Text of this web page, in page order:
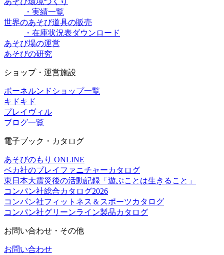
・実績一覧
世界のあそび道具の販売
・在庫状況表ダウンロード
あそび場の運営
あそびの研究
ショップ・運営施設
ボーネルンドショップ一覧
キドキド
プレイヴィル
ブログ一覧
電子ブック・カタログ
あそびのもり ONLINE
ベカ社のプレイファニチャーカタログ
東日本大震災後の活動記録「遊ぶことは生きること」
コンパン社総合カタログ2026
コンパン社フィットネス＆スポーツカタログ
コンパン社グリーンライン製品カタログ
お問い合わせ・その他
お問い合わせ